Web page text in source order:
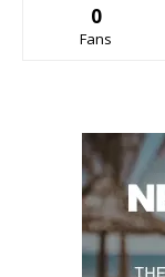
0
Fans